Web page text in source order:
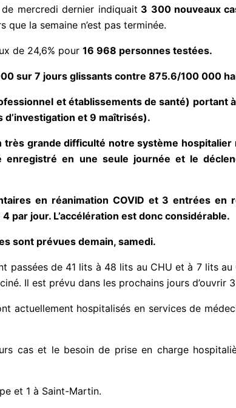
mercredi dernier indiquait 3 300 nouveaux
la semaine n’est pas terminée.
de 24,6% pour 16 968 personnes testées.
sur 7 jours glissants contre 875.6/100 000
et établissements de santé) portant
d’investigation et 9 maîtrisés).
grande difficulté notre système hospitalier
enregistré en une seule journée et le
en réanimation COVID et 3 entrées en
par jour. L’accélération est donc considérable.
sont prévues demain, samedi.
passées de 41 lits à 48 lits au CHU et à 7 lits
Il est prévu dans les prochains jours d’ouvrir
actuellement hospitalisés en services de
cas et le besoin de prise en charge
et 1 à Saint-Martin.